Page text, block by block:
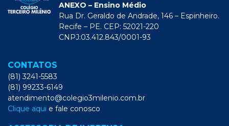
ANEXO – Ensino Médio
Rua Dr. Geraldo de Andrade, 146 – Espinheiro.
Recife – PE. CEP: 52021-220
CNPJ:03.412.843/0001-93
CONTATOS
(81) 3241-5583
(81) 99233-6149
atendimento@colegio3milenio.com.br
Clique aqui e fale conosco